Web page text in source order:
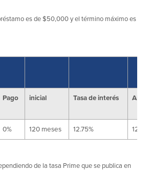
es de $50,000 y el término máximo es
Pago inicial Tasa de interés APR
0% 120 meses 12.75%
de la tasa Prime que se publica en